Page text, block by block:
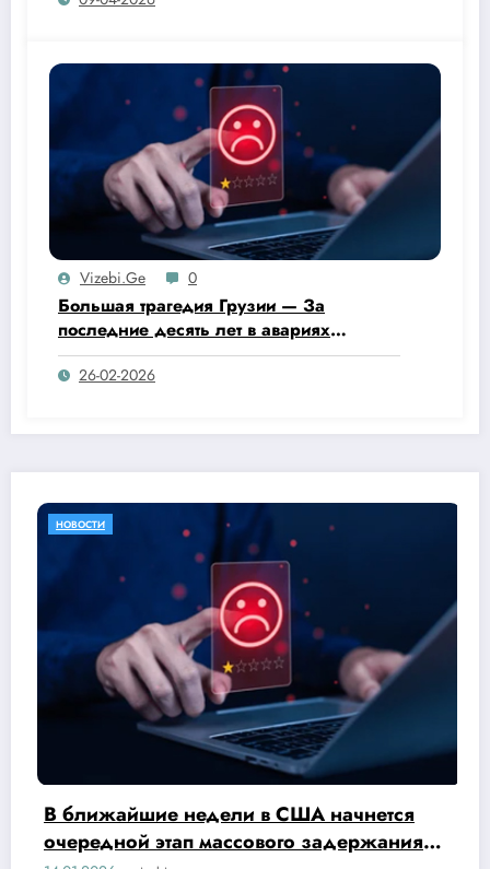
Vizebi.ge 0
Большая трагедия Грузии — За
последние десять лет в авариях
погибли 5 324 человека.
26-02-2026
НОВОСТИ
В ближайшие недели в США начнется
очередной этап массового задержания